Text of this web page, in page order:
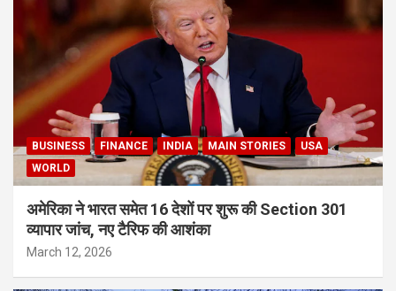
BUSINESS FINANCE INDIA MAIN STORIES
USA
WORLD
अमेरिका ने भारत समेत 16 देशों पर शुरू की Section 301
व्यापार जांच, नए टैरिफ की आशंका
March 12, 2026